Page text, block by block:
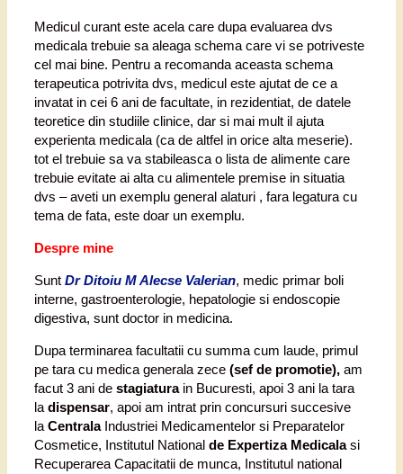
Medicul curant este acela care dupa evaluarea dvs
medicala trebuie sa aleaga schema care vi se potriveste
cel mai bine. Pentru a recomanda aceasta schema
terapeutica potrivita dvs, medicul este ajutat de ce a
invatat in cei 6 ani de facultate, in rezidentiat, de datele
teoretice din studiile clinice, dar si mai mult il ajuta
experienta medicala (ca de altfel in orice alta meserie).
tot el trebuie sa va stabileasca o lista de alimente care
trebuie evitate ai alta cu alimentele premise in situatia
dvs – aveti un exemplu general alaturi , fara legatura cu
tema de fata, este doar un exemplu.
Despre mine
Sunt Dr Ditoiu M Alecse Valerian, medic primar boli
interne, gastroenterologie, hepatologie si endoscopie
digestiva, sunt doctor in medicina.
Dupa terminarea facultatii cu summa cum laude, primul
pe tara cu medica generala zece (sef de promotie), am
facut 3 ani de stagiaturain Bucuresti, apoi 3 ani la tara
la dispensar, apoi am intrat prin concursuri succesive
la CentralaIndustriei Medicamentelor si Preparatelor
Cosmetice, Institutul National de Expertiza Medicalasi
Recuperarea Capacitatii de munca, Institutul national